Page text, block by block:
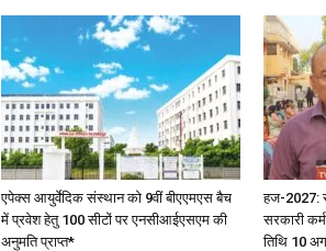
एपेक्स आयुर्वेदिक संस्थान को 9वीं बीएएमएस बैच
में प्रवेश हेतु 100 सीटों पर एनसीआईएसएम की
अनुमति प्राप्त*
हज-2027:
सरकारी
तिथि 10